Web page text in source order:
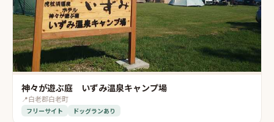
神々が遊ぶ庭 いずみ温泉キャンプ場
📍白老郡白老町
フリーサイト ドッグランあり